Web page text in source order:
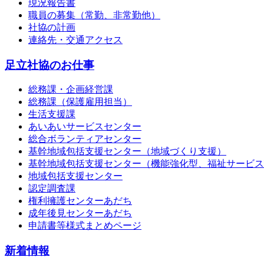
現況報告書
職員の募集（常勤、非常勤他）
社協の計画
連絡先・交通アクセス
足立社協のお仕事
総務課・企画経営課
総務課（保護雇用担当）
生活支援課
あいあいサービスセンター
総合ボランティアセンター
基幹地域包括支援センター（地域づくり支援）
基幹地域包括支援センター（機能強化型、福祉サービス
地域包括支援センター
認定調査課
権利擁護センターあだち
成年後見センターあだち
申請書等様式まとめページ
新着情報